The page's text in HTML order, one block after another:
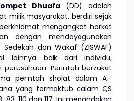
Dhuafa (DD) adalah
milik masyarakat, berdiri sejak
mengangkat harkat
dengan mendayagunakan
dan Wakaf (ZISWAF)
lainnya baik dari individu,
Perintah berzakat
perintah sholat dalam Al-
yang termaktub dalam QS
83, 110 dan 117. Ini menandakan